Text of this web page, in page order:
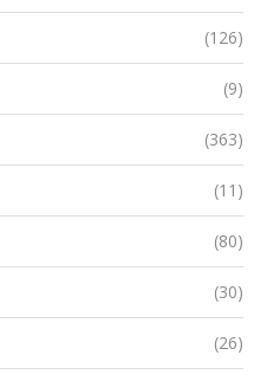
(126)
(9)
(363)
(11)
(80)
(30)
(26)